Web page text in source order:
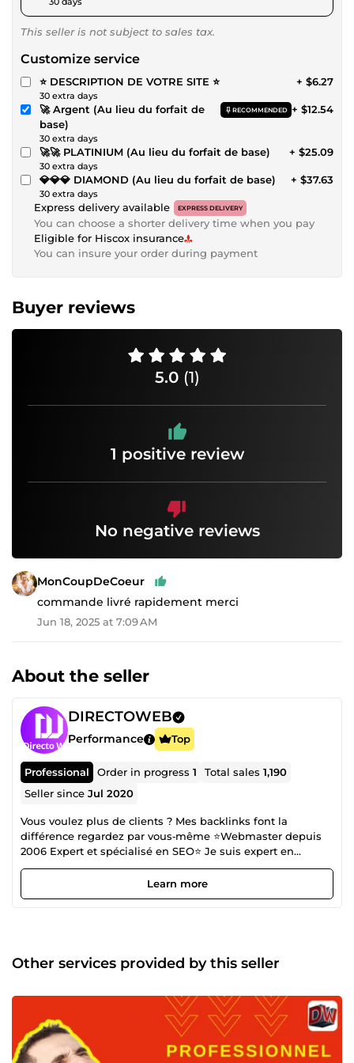
This seller is not subject to sales tax.
Customize service
⭐ DESCRIPTION DE VOTRE SITE ⭐
30 extra days
+ $6.27
🚀 Argent (Au lieu du forfait de
base)
RECOMMENDED
30 extra days
+ $12.54
🚀🚀 PLATINIUM (Au lieu du forfait de base)
30 extra days
+ $25.09
💎💎💎 DIAMOND (Au lieu du forfait de base)
30 extra days
+ $37.63
Express delivery available EXPRESS DELIVERY
You can choose a shorter delivery time when you pay
Eligible for Hiscox insurance
You can insure your order during payment
Buyer reviews
5.0 (1)
1 positive review
No negative reviews
MonCoupDeCoeur
commande livré rapidement merci
Jun 18, 2025 at 7:09 AM
About the seller
DIRECTOWEB
Performance Top
Professional Order in progress1 Total sales1,190
Seller sinceJul 2020
Vous voulez plus de clients ? Mes backlinks font la
différence regardez par vous‑même ⭐Webmaster depuis
2006 Expert et spécialisé en SEO⭐ Je suis expert en
référencement naturel (SEO) et spécialiste du netlinking,
avec une maîtrise complète de la création de backlinks, de
l’optimisation de l’autorité de domaine, et de la visibilité
positionnement Google, et de leur réputation digitale. 🔥
Ce que je fais mieux que personne Création de backlinks
backlinks, monitoring backlinks, stratégie backlinks)
Netlinking avancé pour booster l’autorité de domaine
(Domain authority, link building, internal linking) SEO
complet : on-page, off-page &amp; technique (SEO, SEO
Learn more
Other services provided by this seller